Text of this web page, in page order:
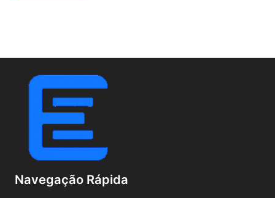
Navegação Rápida